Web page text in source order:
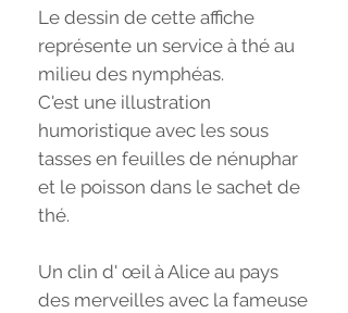
Le dessin de cette affiche
représente un service à thé au
milieu des nymphéas.
C'est une illustration
humoristique avec les sous
tasses en feuilles de nénuphar
et le poisson dans le sachet de
thé.
Un clin d' œil à Alice au pays
des merveilles avec la fameuse